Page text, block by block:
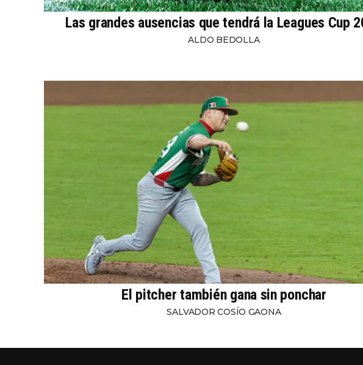
Las grandes ausencias que tendrá la Leagues Cup
ALDO BEDOLLA
El pitcher también gana sin ponchar
SALVADOR COSÍO GAONA